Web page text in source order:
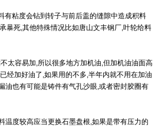
有粘度会钻到转子与前后盖的缝隙中造成积料
暴死,其他特殊情况比如唐山文丰钢厂,叶轮给料
太容易加,所以很多地方加机油,但加机油油面高
经加好油了,如果用的不多,半年内就不用在加油
油也有可能是铸件有气孔沙眼,或者密封胶圈有
温度较高应当更换石墨盘根,如果是带有压力的